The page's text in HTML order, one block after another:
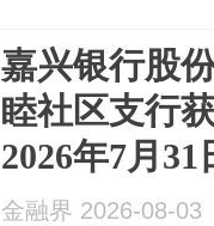
嘉兴银行股
睦社区支行
2026年7月31
金融界 2026-08-03